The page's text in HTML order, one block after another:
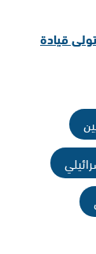
قيادة